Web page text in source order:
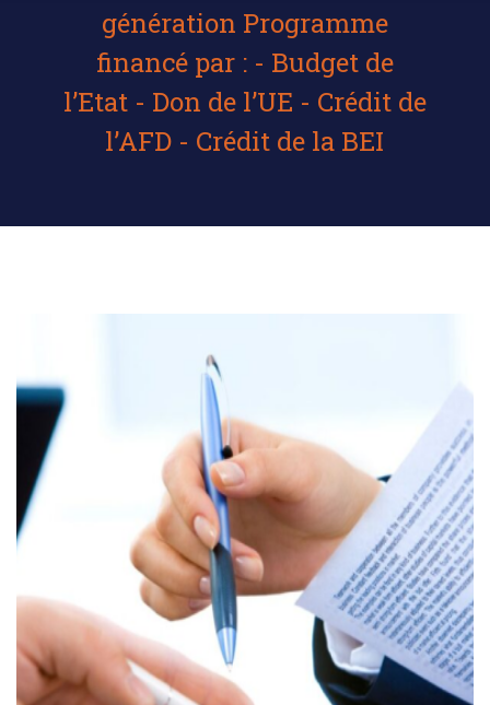
génération Programme
financé par : - Budget de
l’Etat - Don de l’UE - Crédit de
l’AFD - Crédit de la BEI